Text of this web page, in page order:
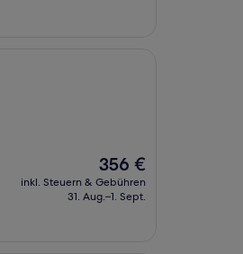
Der
Preis
beträgt
356 €
inkl. Steuern & Gebühren
31. Aug.–1. Sept.